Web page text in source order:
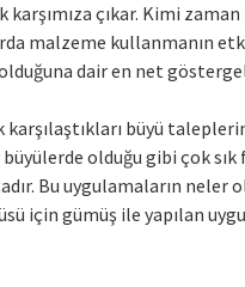
çıkar. Kimi
malzeme kullanmanın
dair en net
karşılaştıkları büyü
büyülerde olduğu gibi çok
Bu uygulamaların neler
için gümüş ile yapılan